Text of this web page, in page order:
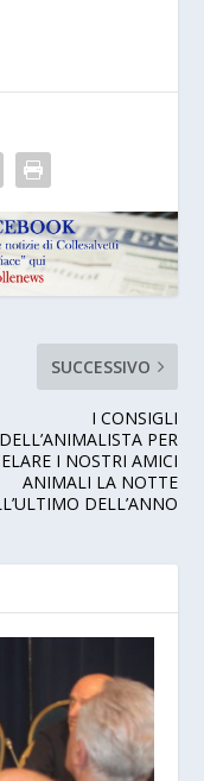
SUCCESSIVO
I CONSIGLI
DELL’ANIMALISTA PER
I NOSTRI AMICI
ANIMALI LA NOTTE
DELL’ANNO